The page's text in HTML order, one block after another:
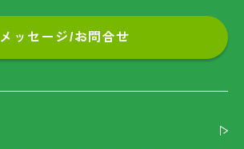
メッセージ/お問合せ